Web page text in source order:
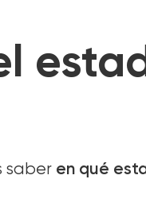
saber en qué